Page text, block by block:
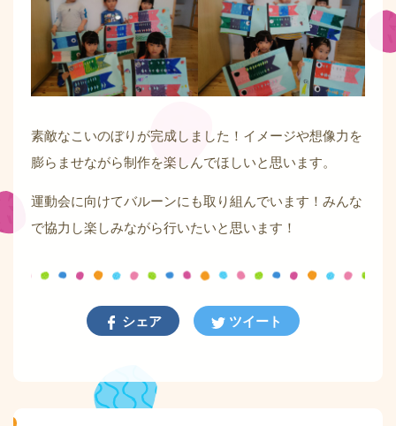
素敵なこいのぼりが完成しました！イメージや想像力を
膨らませながら制作を楽しんでほしいと思います。
運動会に向けてバルーンにも取り組んでいます！みんな
で協力し楽しみながら行いたいと思います！
シェア ツイート